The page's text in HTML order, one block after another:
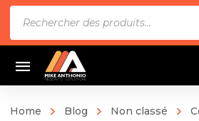
produits
Home Blog Non classé